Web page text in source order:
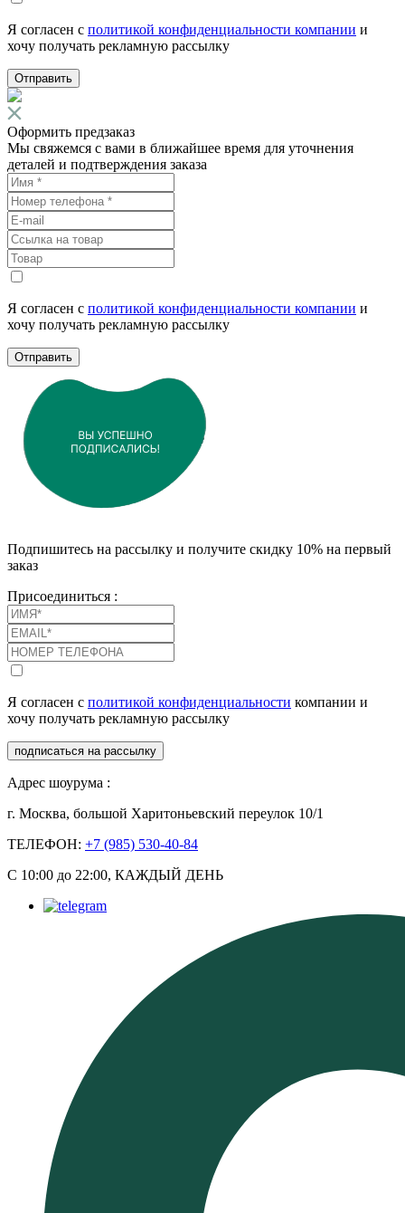
Я согласен с политикой конфиденциальности компании и
хочу получать рекламную рассылку
Отправить
Оформить предзаказ
Мы свяжемся с вами в ближайшее время для уточнения
деталей и подтверждения заказа
Я согласен с политикой конфиденциальности компании и
хочу получать рекламную рассылку
Отправить
Подпишитесь на рассылку и получите скидку 10% на первый
заказ
Присоединиться :
Я согласен с политикой конфиденциальности компании и
хочу получать рекламную рассылку
подписаться на рассылку
Адрес шоурума :
г. Москва, большой Харитоньевский переулок 10/1
ТЕЛЕФОН: +7 (985) 530-40-84
С 10:00 до 22:00, КАЖДЫЙ ДЕНЬ